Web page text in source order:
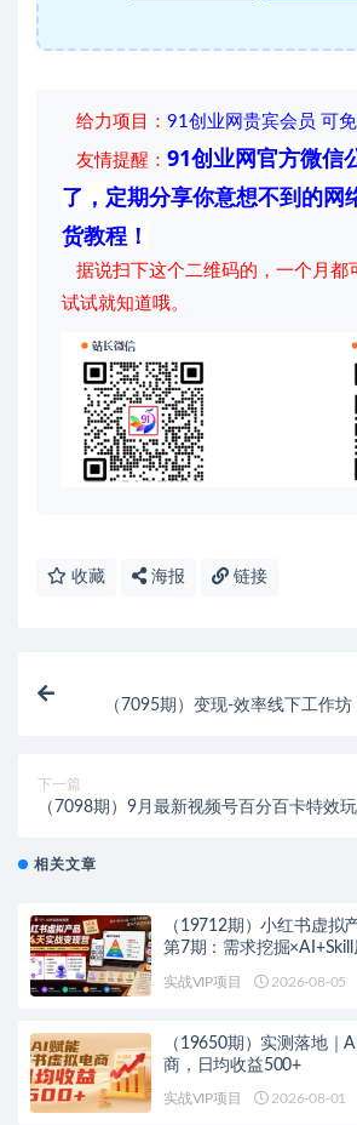
给力项目 ： 91创业网贵宾会员 可
友情提醒： 91创业网官方微信
了，定期分享你意想不到的网
货教程！
据说扫下这个二维码的，一个月都
试试就知道哦。
收藏 海报 链接
（7095期）变现-效率线下工作
下一篇
（7098期）9月最新视频号百分百卡特效
相关文章
（19712期）小红书虚拟
第7期：需求挖掘
实战VIP项目 2026-08-05
（19650期）实测落地｜
商，日均收益500+
实战VIP项目 2026-08-01